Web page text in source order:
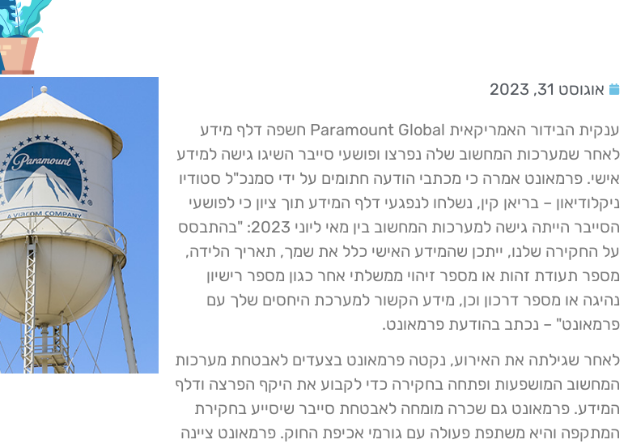
אוגוסט 31, 2023
ענקית הבידור האמריקאית Paramount Global חשפה דלף מידע
לאחר שמערכות המחשוב שלה נפרצו ופושעי סייבר השיגו גישה למידע
אישי. פרמאונט אמרה כי מכתבי הודעה חתומים על ידי סמנכ"ל סטודיו
ניקלודיאון – בריאן קין, נשלחו לנפגעי דלף המידע תוך ציון כי לפושעי
הסייבר הייתה גישה למערכות המחשוב בין מאי ליוני 2023: "בהתבסס
על החקירה שלנו, ייתכן שהמידע האישי כלל את שמך, תאריך הלידה,
מספר תעודת זהות או מספר זיהוי ממשלתי אחר כגון מספר רישיון
נהיגה או מספר דרכון וכן, מידע הקשור למערכת היחסים שלך עם
פרמאונט" – נכתב בהודעת פרמאונט.
לאחר שגילתה את האירוע, נקטה פרמאונט בצעדים לאבטחת מערכות
המחשוב המושפעות ופתחה בחקירה כדי לקבוע את היקף הפרצה ודלף
המידע. פרמאונט גם שכרה מומחה לאבטחת סייבר שיסייע בחקירת
המתקפה והיא משתפת פעולה עם גורמי אכיפת החוק. פרמאונט ציינה